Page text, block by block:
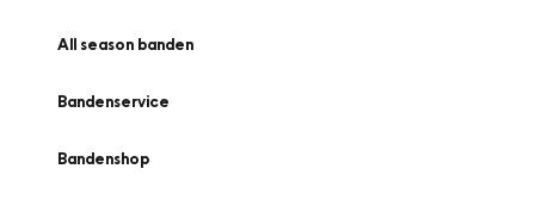
All season banden
Bandenservice
Bandenshop